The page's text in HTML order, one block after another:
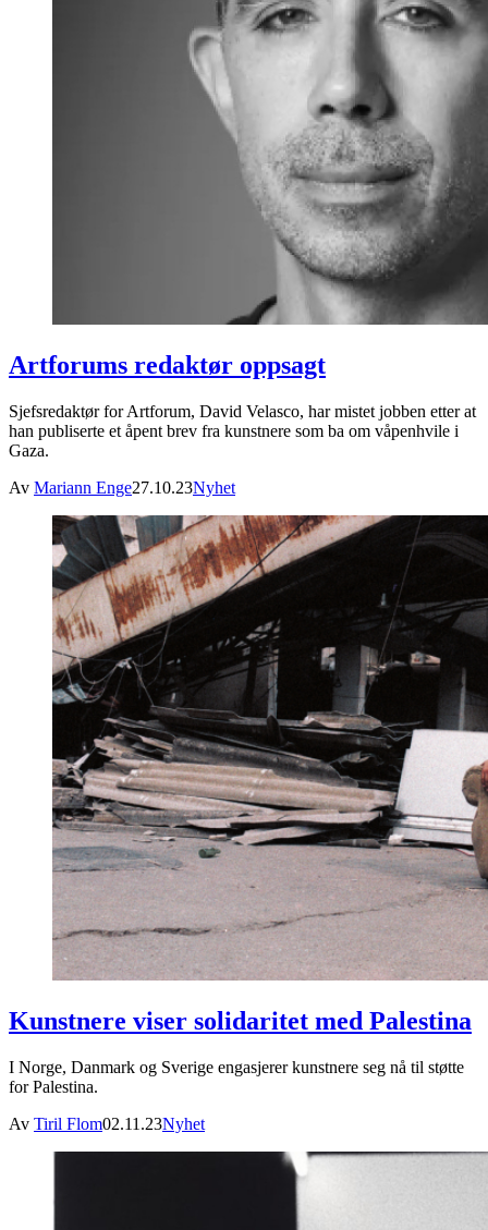
Artforums redaktør oppsagt
Sjefsredaktør for Artforum, David Velasco, har mistet jobben etter at
han publiserte et åpent brev fra kunstnere som ba om våpenhvile i
Gaza.
Av Mariann Enge27.10.23Nyhet
Kunstnere viser solidaritet med Palestina
I Norge, Danmark og Sverige engasjerer kunstnere seg nå til støtte
for Palestina.
Av Tiril Flom02.11.23Nyhet